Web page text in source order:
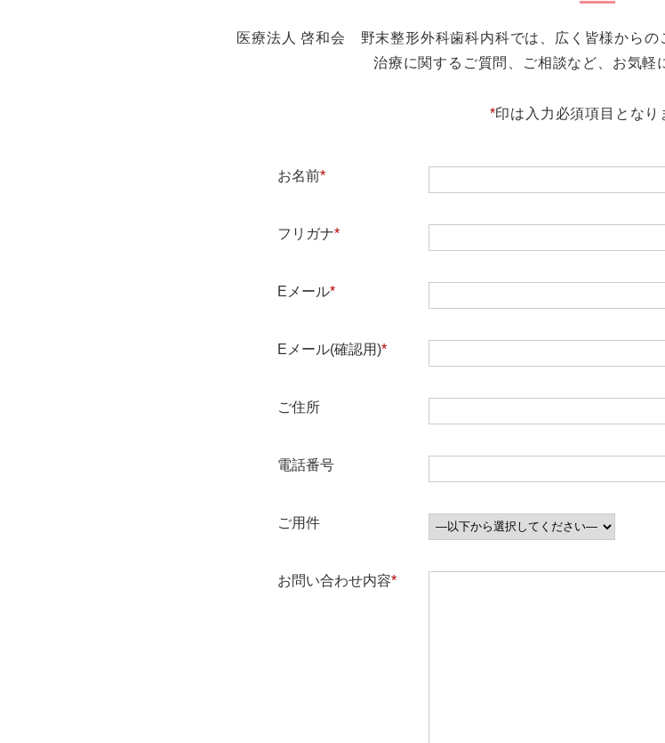
医療法人 啓和会 野末整形外科歯科内科では、広く皆様からの
治療に関するご質問、ご相談など、お気軽
*印は入力必須項目となり
お名前*
フリガナ*
Eメール*
Eメール(確認用)*
ご住所
電話番号
ご用件
お問い合わせ内容*